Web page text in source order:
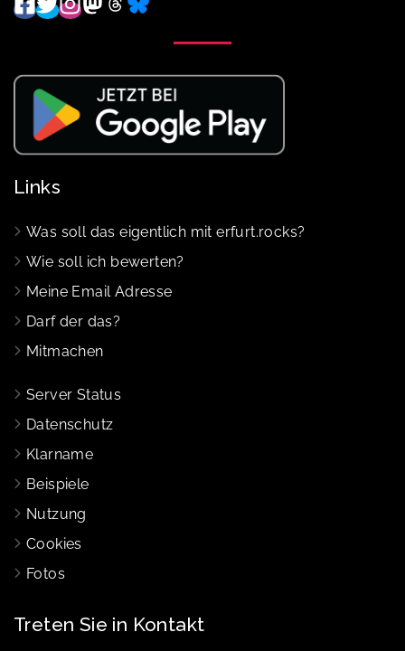
Links
Was soll das eigentlich mit erfurt.rocks?
Wie soll ich bewerten?
Meine Email Adresse
Darf der das?
Mitmachen
Server Status
Datenschutz
Klarname
Beispiele
Nutzung
Cookies
Fotos
Treten Sie in Kontakt